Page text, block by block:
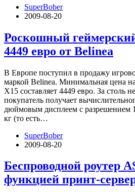
SuperBober
2009-08-20
Роскошный
4449 евро от Belinea
В Европе поступил в продажу
маркой Belinea. Минимальная цена
X15 составляет 4449 евро. За столь
покупатель получает
дюймовым дисплеем с разрешением
кг (то есть…
SuperBober
2009-08-20
Беспроводной роутер
функцией принт-